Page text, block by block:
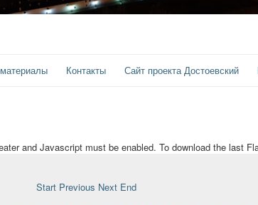
Контакты Сайт проекта Достоевский
and Javascript must be enabled. To download the last
Start Previous Next End